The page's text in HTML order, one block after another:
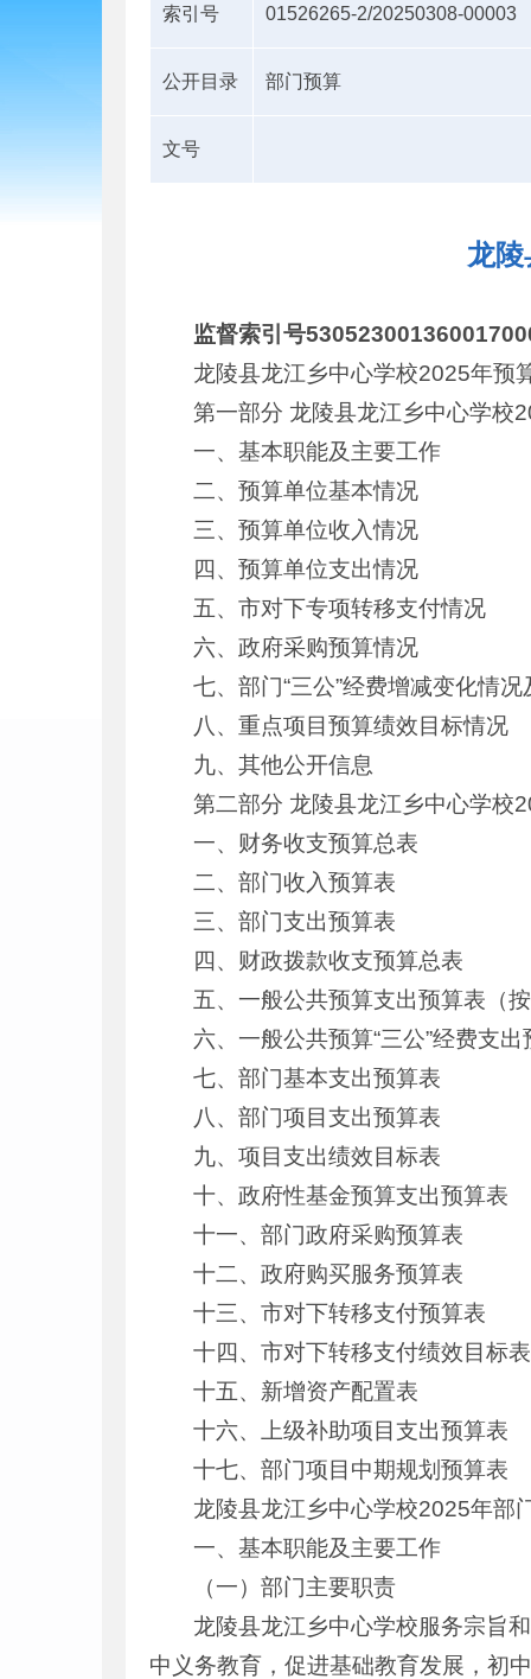
索引号 01526265-2/20250308-00003
公开目录 部门预算
文号
龙
监督索引号
龙陵县龙江乡中心学校2025年预
第一部分 龙陵县龙江乡中心学校
一、基本职能及主要工作
二、预算单位基本情况
三、预算单位收入情况
四、预算单位支出情况
五、市对下专项转移支付情况
六、政府采购预算情况
七、部门“三公”经费增减变化情
八、重点项目预算绩效目标情况
九、其他公开信息
第二部分 龙陵县龙江乡中心学校
一、财务收支预算总表
二、部门收入预算表
三、部门支出预算表
四、财政拨款收支预算总表
五、一般公共预算支出预算表（
六、一般公共预算“三公”经费支出
七、部门基本支出预算表
八、部门项目支出预算表
九、项目支出绩效目标表
十、政府性基金预算支出预算表
十一、部门政府采购预算表
十二、政府购买服务预算表
十三、市对下转移支付预算表
十四、市对下转移支付绩效目标表
十五、新增资产配置表
十六、上级补助项目支出预算表
十七、部门项目中期规划预算表
龙陵县龙江乡中心学校2025年部
一、基本职能及主要工作
（一）部门主要职责
龙陵县龙江乡中心学校服务宗旨
中义务教育，促进基础教育发展，初